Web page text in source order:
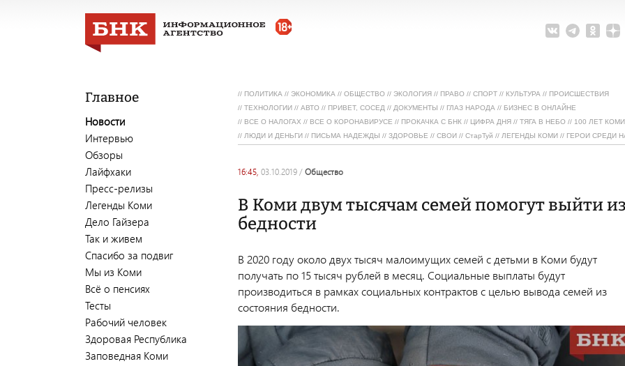
Главное
Новости
Интервью
Обзоры
Лайфхаки
Пресс-релизы
Легенды Коми
Дело Гайзера
Так и живем
Спасибо за подвиг
Мы из Коми
Всё о пенсиях
Тесты
Рабочий человек
Здоровая Республика
Заповедная Коми
// ПОЛИТИКА // ЭКОНОМИКА // ОБЩЕСТВО // ЭКОЛОГИЯ // ПРАВО // СПОРТ // КУЛЬТУРА // ПРОИСШЕСТВИЯ
// ТЕХНОЛОГИИ // АВТО // ПРИВЕТ, СОСЕД // ДОКУМЕНТЫ // ГЛАЗ НАРОДА // БИЗНЕС В ОНЛАЙНЕ
// ВСЕ О НАЛОГАХ // ВСЕ О КОРОНАВИРУСЕ // ПРОКАЧКА С БНК // ЦИФРА ДНЯ // ТЯГА В НЕБО // 100 ЛЕТ КОМИ
// ЛЮДИ И ДЕНЬГИ // ПИСЬМА НАДЕЖДЫ // ЗДОРОВЬЕ // СВОИ // СтарТуй // ЛЕГЕНДЫ КОМИ // ГЕРОИ СРЕДИ
16:45, 03.10.2019 / общество
В Коми двум тысячам семей помогут выйти из
бедности
В 2020 году около двух тысяч малоимущих семей с детьми в Коми будут
получать по 15 тысяч рублей в месяц. Социальные выплаты будут
производиться в рамках социальных контрактов с целью вывода семей из
состояния бедности.